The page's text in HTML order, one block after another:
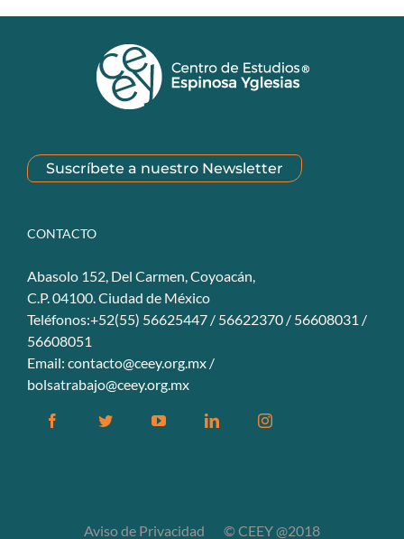
Suscríbete a nuestro Newsletter
CONTACTO
Abasolo 152, Del Carmen, Coyoacán,
C.P. 04100. Ciudad de México
Teléfonos:+52(55) 56625447 / 56622370 / 56608031 /
56608051
Email: contacto@ceey.org.mx /
bolsatrabajo@ceey.org.mx
FacebookTwitter YouTubeLinkedinInstagram
Aviso de Privacidad © CEEY @2018